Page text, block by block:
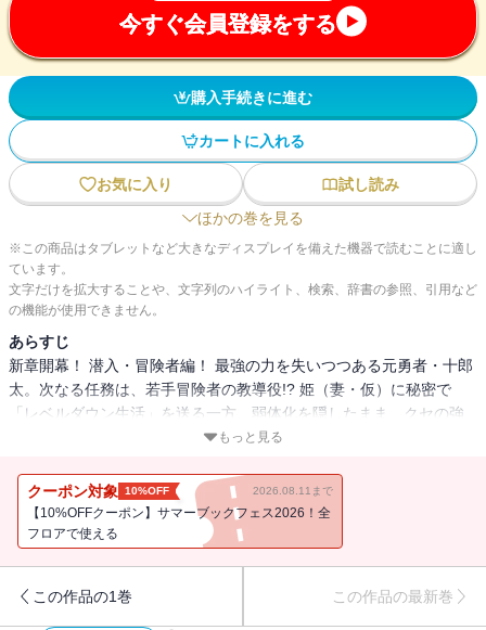
今すぐ会員登録をする
購入手続きに進む
カートに入れる
お気に入り
試し読み
ほかの巻を見る
※この商品はタブレットなど大きなディスプレイを備えた機器で読むことに適し
ています。
文字だけを拡大することや、文字列のハイライト、検索、辞書の参照、引用など
の機能が使用できません。
あらすじ
新章開幕！ 潜入・冒険者編！ 最強の力を失いつつある元勇者・十郎
太。次なる任務は、若手冒険者の教導役!? 姫（妻・仮）に秘密で
「レベルダウン生活」を送る一方、弱体化を隠したまま、クセの強
い臨時パーティーとともにダンジョン救助任務に挑む。己の命をも
最弱へのカウントダウンが刻まれる中、愛と威厳は守れるか!?
もっと見る
クーポン対象 10%OFF 2026.08.11まで
【10%OFFクーポン】サマーブックフェス2026！全
フロアで使える
この作品の1巻 この作品の最新巻